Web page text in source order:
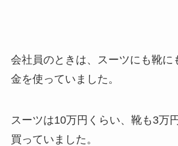
会社員のときは、スーツにも靴に
金を使っていました。
スーツは10万円くらい、靴も3万
買っていました。